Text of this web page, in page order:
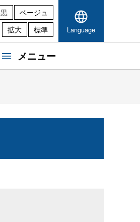
黒
ベージュ
拡大 標準 Language
メニュー